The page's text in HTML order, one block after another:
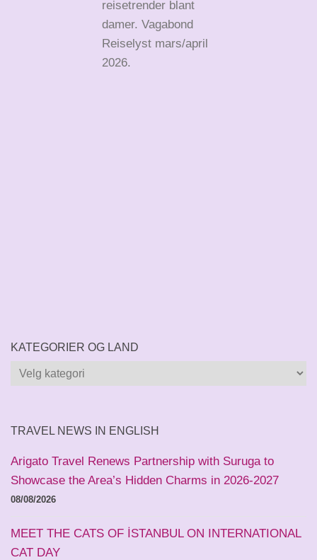
reisetrender blant
damer. Vagabond
Reiselyst mars/april
2026.
KATEGORIER OG LAND
Kategorier
TRAVEL NEWS IN ENGLISH
Arigato Travel Renews Partnership with Suruga to
Showcase the Area’s Hidden Charms in 2026-2027
08/08/2026
MEET THE CATS OF İSTANBUL ON INTERNATIONAL
CAT DAY